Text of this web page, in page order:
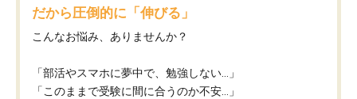
だから圧倒的に「伸びる」
こんなお悩み、ありませんか？
「部活やスマホに夢中で、勉強しない…」
「このままで受験に間に合うのか不安…」